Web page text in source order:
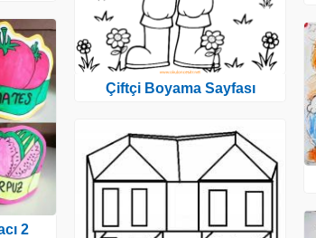
2
Çiftçi Boyama Sayfası